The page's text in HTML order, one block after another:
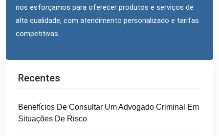
nos esforçamos para oferecer produtos e serviços de
alta qualidade, com atendimento personalizado e tarifas
competitivas.
Recentes
Benefícios De Consultar Um Advogado Criminal Em
Situações De Risco